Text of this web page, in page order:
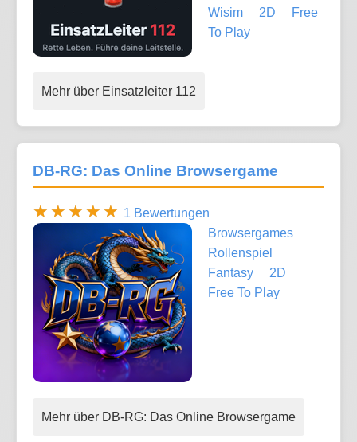
Wisim
2D
Free
To Play
Mehr über Einsatzleiter 112
DB-RG: Das Online Browsergame
1 Bewertungen
Browsergames
Rollenspiel
Fantasy
2D
Free To Play
Mehr über DB-RG: Das Online Browsergame